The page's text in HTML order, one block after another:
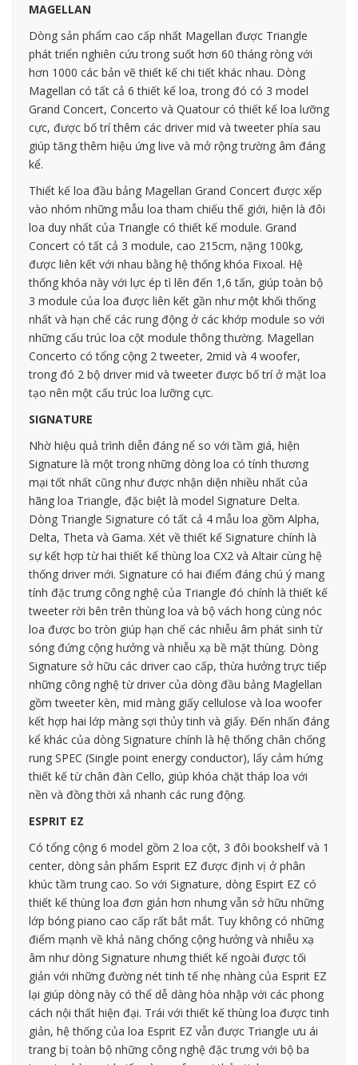
MAGELLAN
Dòng sản phẩm cao cấp nhất Magellan được Triangle
phát triển nghiên cứu trong suốt hơn 60 tháng ròng với
hơn 1000 các bản vẽ thiết kế chi tiết khác nhau. Dòng
Magellan có tất cả 6 thiết kế loa, trong đó có 3 model
Grand Concert, Concerto và Quatour có thiết kế loa lưỡng
cực, được bố trí thêm các driver mid và tweeter phía sau
giúp tăng thêm hiệu ứng live và mở rộng trường âm đáng
kể.
Thiết kế loa đầu bảng Magellan Grand Concert được xếp
vào nhóm những mẫu loa tham chiếu thế giới, hiện là đôi
loa duy nhất của Triangle có thiết kế module. Grand
Concert có tất cả 3 module, cao 215cm, nặng 100kg,
được liên kết với nhau bằng hệ thống khóa Fixoal. Hệ
thống khóa này với lực ép tì lên đến 1,6 tấn, giúp toàn bộ
3 module của loa được liên kết gần như một khối thống
nhất và hạn chế các rung động ở các khớp module so với
những cấu trúc loa cột module thông thường. Magellan
Concerto có tổng cộng 2 tweeter, 2mid và 4 woofer,
trong đó 2 bộ driver mid và tweeter được bố trí ở mặt loa
tạo nên một cấu trúc loa lưỡng cực.
SIGNATURE
Nhờ hiệu quả trình diễn đáng nể so với tầm giá, hiện
Signature là một trong những dòng loa có tính thương
mại tốt nhất cũng như được nhận diện nhiều nhất của
hãng loa Triangle, đặc biệt là model Signature Delta.
Dòng Triangle Signature có tất cả 4 mẫu loa gồm Alpha,
Delta, Theta và Gama. Xét về thiết kế Signature chính là
sự kết hợp từ hai thiết kế thùng loa CX2 và Altair cùng hệ
thống driver mới. Signature có hai điểm đáng chú ý mang
tính đặc trưng công nghệ của Triangle đó chính là thiết kế
tweeter rời bên trên thùng loa và bộ vách hong cùng nóc
loa được bo tròn giúp hạn chế các nhiễu âm phát sinh từ
sóng đứng cộng hưởng và nhiễu xạ bề mặt thùng. Dòng
Signature sở hữu các driver cao cấp, thừa hưởng trực tiếp
những công nghệ từ driver của dòng đầu bảng Maglellan
gồm tweeter kèn, mid màng giấy cellulose và loa woofer
kết hợp hai lớp màng sợi thủy tinh và giấy. Đến nhấn đáng
kể khác của dòng Signature chính là hệ thống chân chống
rung SPEC (Single point energy conductor), lấy cảm hứng
thiết kế từ chân đàn Cello, giúp khóa chặt tháp loa với
nền và đồng thời xả nhanh các rung động.
ESPRIT EZ
Có tổng cộng 6 model gồm 2 loa cột, 3 đôi bookshelf và 1
center, dòng sản phẩm Esprit EZ được định vị ở phân
khúc tầm trung cao. So với Signature, dòng Espirt EZ có
thiết kế thùng loa đơn giản hơn nhưng vẫn sở hữu những
lớp bóng piano cao cấp rất bắt mắt. Tuy không có những
điểm mạnh về khả năng chống cộng hưởng và nhiễu xạ
âm như dòng Signature nhưng thiết kế ngoài được tối
giản với những đường nét tinh tế nhẹ nhàng của Esprit EZ
lại giúp dòng này có thể dễ dàng hòa nhập với các phong
cách nội thất hiện đại. Trái với thiết kế thùng loa được tinh
giản, hệ thống của loa Esprit EZ vẫn được Triangle ưu ái
trang bị toàn bộ những công nghệ đặc trưng với bộ ba